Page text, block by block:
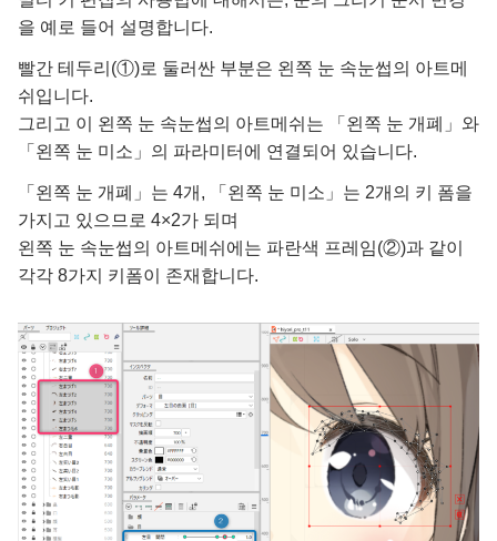
을 예로 들어 설명합니다.
빨간 테두리(①)로 둘러싼 부분은 왼쪽 눈 속눈썹의 아트메
쉬입니다.
그리고 이 왼쪽 눈 속눈썹의 아트메쉬는 「왼쪽 눈 개폐」와
「왼쪽 눈 미소」의 파라미터에 연결되어 있습니다.
「왼쪽 눈 개폐」는 4개, 「왼쪽 눈 미소」는 2개의 키 폼을
가지고 있으므로 4×2가 되며
왼쪽 눈 속눈썹의 아트메쉬에는 파란색 프레임(②)과 같이
각각 8가지 키폼이 존재합니다.